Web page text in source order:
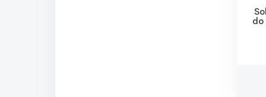
do